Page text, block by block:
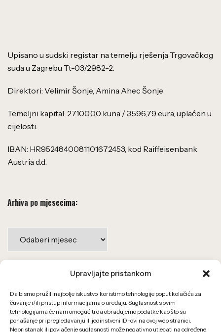
Upravljajte pristankom
Da bismo pružili najbolje iskustvo, koristimo tehnologije poput kolačića za
čuvanje i/ili pristup informacijama o uređaju. Suglasnost s ovim
tehnologijama će nam omogućiti da obrađujemo podatke kao što su
ponašanje pri pregledavanju ili jedinstveni ID-ovi na ovoj web stranici.
Nepristanak ili povlačenje suglasnosti može negativno utjecati na određene
Upisano u sudski registar na temelju rješenja Trgovačkog
suda u Zagrebu Tt-03/2982-2.
Direktori: Velimir Šonje, Amina Ahec Šonje
Temeljni kapital: 27.100,00 kuna / 3.596,79 eura, uplaćen u
cijelosti.
IBAN: HR9524840081101672453, kod Raiffeisenbank
Austria d.d.
Arhiva po mjesecima:
Važne poveznice
Uvjeti korištenja
Politika privatnosti